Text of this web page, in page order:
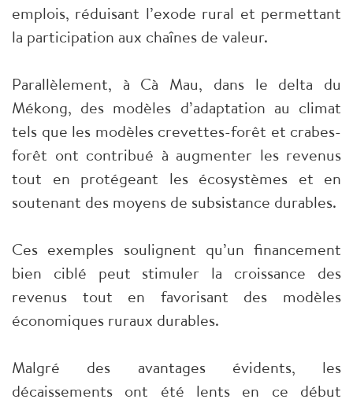
emplois, réduisant l’exode rural et permettant
la participation aux chaînes de valeur.
Parallèlement, à Cà Mau, dans le delta du
Mékong, des modèles d’adaptation au climat
tels que les modèles crevettes-forêt et crabes-
forêt ont contribué à augmenter les revenus
tout en protégeant les écosystèmes et en
soutenant des moyens de subsistance durables.
Ces exemples soulignent qu’un financement
bien ciblé peut stimuler la croissance des
revenus tout en favorisant des modèles
économiques ruraux durables.
Malgré des avantages évidents, les
décaissements ont été lents en ce début